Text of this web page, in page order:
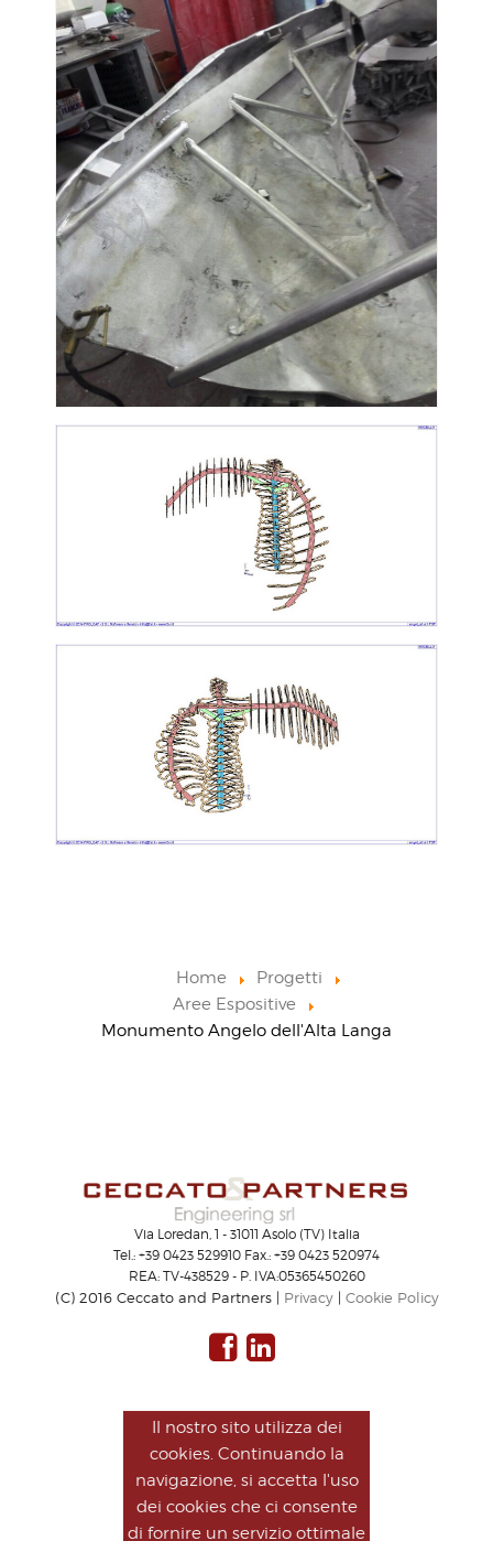
Home
Progetti
Aree Espositive
Monumento Angelo dell'Alta Langa
Via Loredan, 1 - 31011 Asolo (TV) Italia
Tel.: +39 0423 529910 Fax.: +39 0423 520974
REA: TV-438529 - P. IVA:05365450260
(C) 2016 Ceccato and Partners | Privacy| Cookie Policy
Il nostro sito utilizza dei
cookies. Continuando la
navigazione, si accetta l'uso
dei cookies che ci consente
di fornire un servizio ottimale